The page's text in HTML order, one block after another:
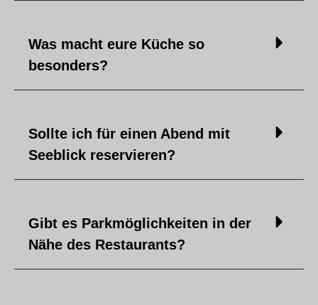
Was macht eure Küche so
besonders?
Sollte ich für einen Abend mit
Seeblick reservieren?
Gibt es Parkmöglichkeiten in der
Nähe des Restaurants?